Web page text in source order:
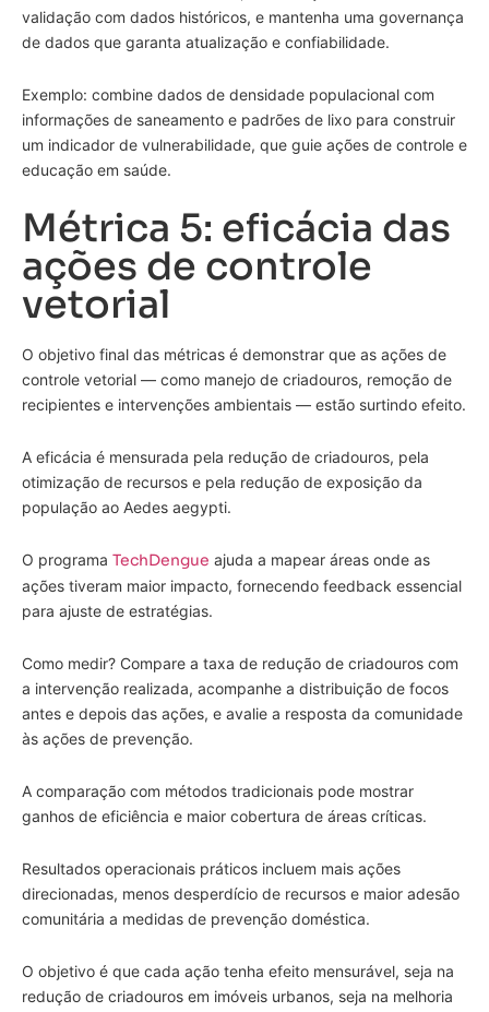
validação com dados históricos, e mantenha uma governança
de dados que garanta atualização e confiabilidade.
Exemplo: combine dados de densidade populacional com
informações de saneamento e padrões de lixo para construir
um indicador de vulnerabilidade, que guie ações de controle e
educação em saúde.
Métrica 5: eficácia das
ações de controle
vetorial
O objetivo final das métricas é demonstrar que as ações de
controle vetorial — como manejo de criadouros, remoção de
recipientes e intervenções ambientais — estão surtindo efeito.
A eficácia é mensurada pela redução de criadouros, pela
otimização de recursos e pela redução de exposição da
população ao Aedes aegypti.
O programa TechDengue ajuda a mapear áreas onde as
ações tiveram maior impacto, fornecendo feedback essencial
para ajuste de estratégias.
Como medir? Compare a taxa de redução de criadouros com
a intervenção realizada, acompanhe a distribuição de focos
antes e depois das ações, e avalie a resposta da comunidade
às ações de prevenção.
A comparação com métodos tradicionais pode mostrar
ganhos de eficiência e maior cobertura de áreas críticas.
Resultados operacionais práticos incluem mais ações
direcionadas, menos desperdício de recursos e maior adesão
comunitária a medidas de prevenção doméstica.
O objetivo é que cada ação tenha efeito mensurável, seja na
redução de criadouros em imóveis urbanos, seja na melhoria